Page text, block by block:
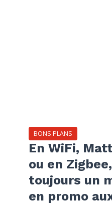
BONS PLANS
En WiFi,
ou en
toujours un
en promo